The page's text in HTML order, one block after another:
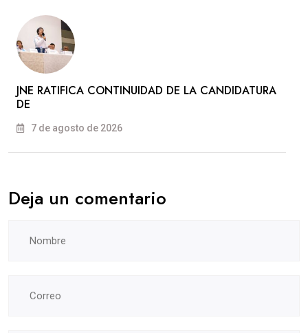
JNE RATIFICA CONTINUIDAD DE LA CANDIDATURA
DE
7 de agosto de 2026
Deja un comentario